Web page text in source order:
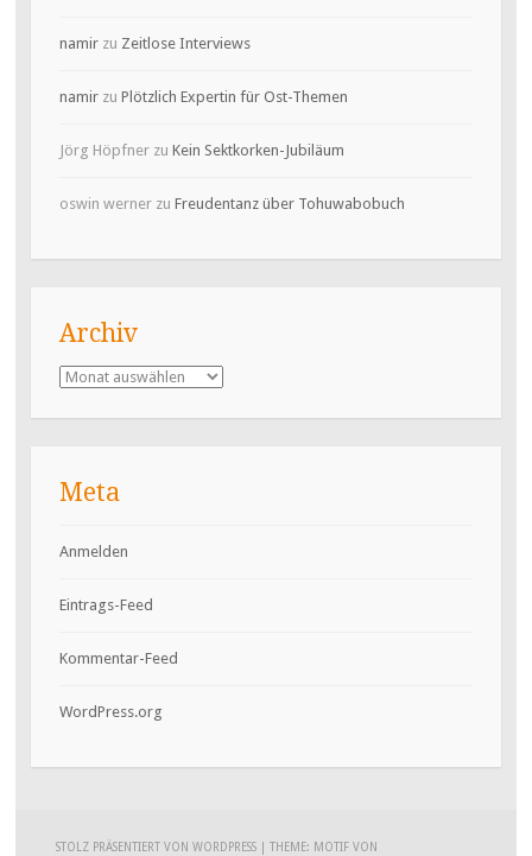
namirzu Zeitlose Interviews
namirzu Plötzlich Expertin für Ost-Themen
Jörg Höpfnerzu Kein Sektkorken-Jubiläum
oswin wernerzu Freudentanz über Tohuwabobuch
Archiv
Archiv
Meta
Anmelden
Eintrags-Feed
Kommentar-Feed
WordPress.org
STOLZ PRÄSENTIERT VON WORDPRESS THEME: MOTIF VON